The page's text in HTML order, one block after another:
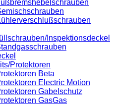
Inspektionsdeckel
Protektoren
Beta
Electric Motion
Gabelschutz
GasGas